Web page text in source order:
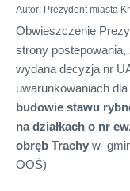
Autor: Prezydent miasta
Obwieszczenie
strony postepowania,
wydana decyzja nr
uwarunkowaniach
budowie stawu
na działkach o nr
obręb Trachy w
OOŚ)